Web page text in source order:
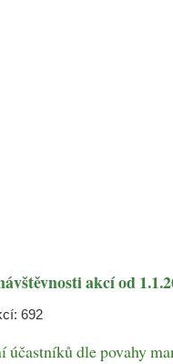
akcí od
692
účastníků dle povahy